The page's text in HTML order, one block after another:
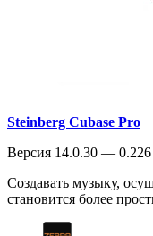
Steinberg Cubase Pro
Версия 14.0.30 —
Создавать музыку,
становится более